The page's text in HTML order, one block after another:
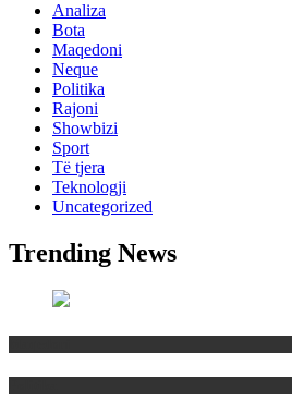
Analiza
Bota
Maqedoni
Neque
Politika
Rajoni
Showbizi
Sport
Të tjera
Teknologji
Uncategorized
Trending News